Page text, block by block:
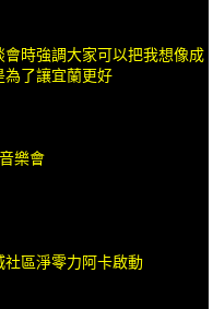
時強調大家可以把我想像成
為了讓宜蘭更好
樂會
區淨零力阿卡啟動